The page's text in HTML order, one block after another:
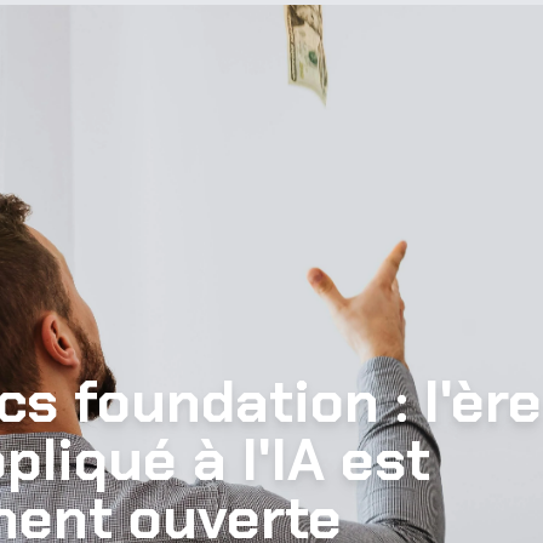
foundation :
à l'IA est
ouverte